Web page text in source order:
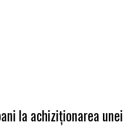
la achiziționarea unei